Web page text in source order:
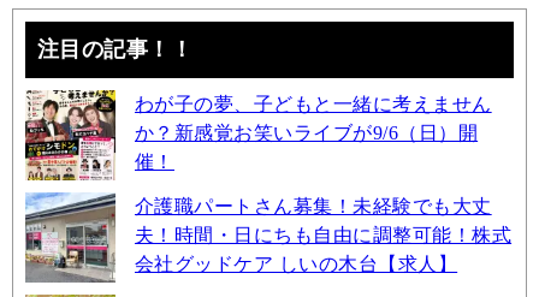
注目の記事！！
わが子の夢、子どもと一緒に考えません
か？新感覚お笑いライブが9/6（日）開
催！
介護職パートさん募集！未経験でも大丈
夫！時間・日にちも自由に調整可能！株式
会社グッドケア しいの木台【求人】